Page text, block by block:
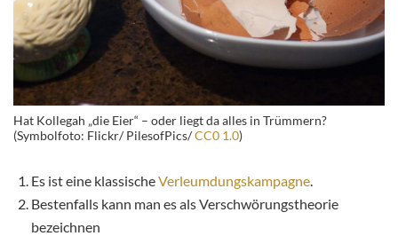
Hat Kollegah „die Eier“ – oder liegt da alles in Trümmern?
(Symbolfoto: Flickr/ PilesofPics/CC0 1.0)
Es ist eine klassischeVerleumdungskampagne.
Bestenfalls kann man es als Verschwörungstheorie
bezeichnen